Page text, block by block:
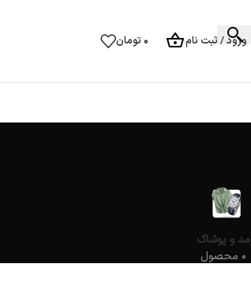
ورود / ثبت نام ۰ تومان
مد و پوشاک
۰ محصول